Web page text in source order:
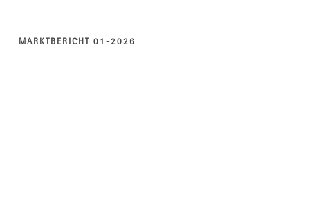
MARKTBERICHT 01-2026